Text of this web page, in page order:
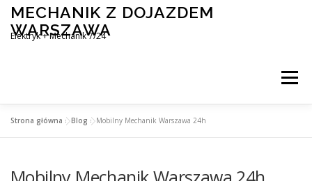
Skip
content
MECHANIK Z DOJAZDEM
WARSZAWA
Elektryk + Mechanik 7/24
Menu
Strona główna »Blog »Mobilny Mechanik Warszawa 24h